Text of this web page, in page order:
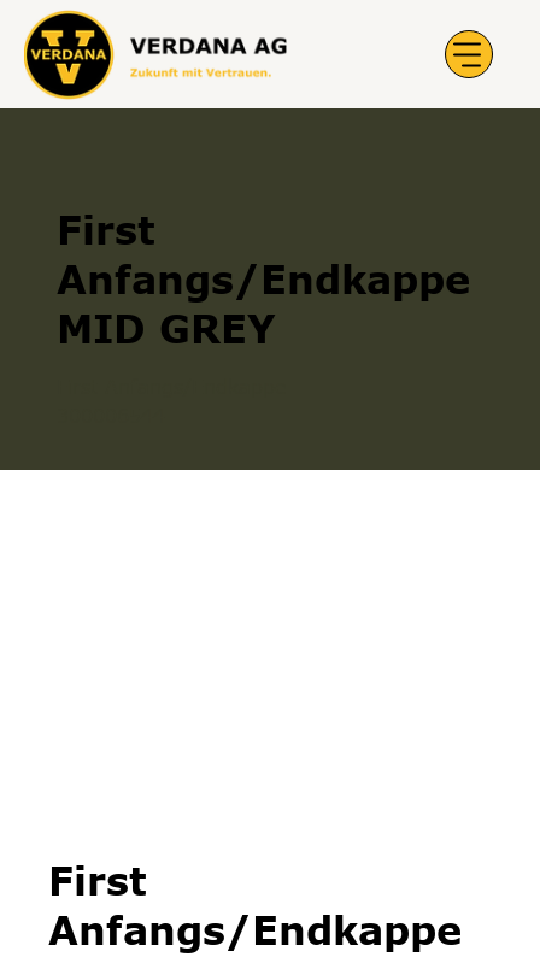
First
Anfangs/Endkappe
MID GREY
First
Anfangs/Endkappe